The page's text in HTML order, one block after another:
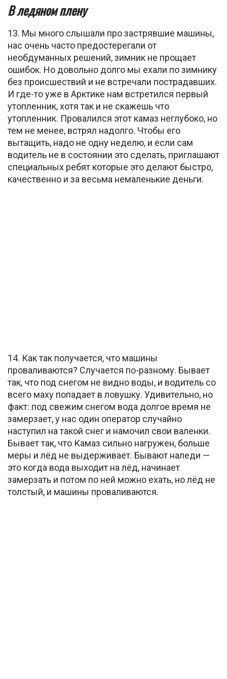
В ледяном плену
13. Мы много слышали про застрявшие машины,
нас очень часто предостерегали от
необдуманных решений, зимник не прощает
ошибок. Но довольно долго мы ехали по зимнику
без происшествий и не встречали пострадавших.
И где-то уже в Арктике нам встретился первый
утопленник, хотя так и не скажешь что
утопленник. Провалился этот камаз неглубоко, но
тем не менее, встрял надолго. Чтобы его
вытащить, надо не одну неделю, и если сам
водитель не в состоянии это сделать, приглашают
специальных ребят которые это делают быстро,
качественно и за весьма немаленькие деньги.
14. Как так получается, что машины
проваливаются? Случается по-разному. Бывает
так, что под снегом не видно воды, и водитель со
всего маху попадает в ловушку. Удивительно, но
факт: под свежим снегом вода долгое время не
замерзает, у нас один оператор случайно
наступил на такой снег и намочил свои валенки.
Бывает так, что Камаз сильно нагружен, больше
меры и лёд не выдерживает. Бывают наледи —
это когда вода выходит на лёд, начинает
замерзать и потом по ней можно ехать, но лёд не
толстый, и машины проваливаются.